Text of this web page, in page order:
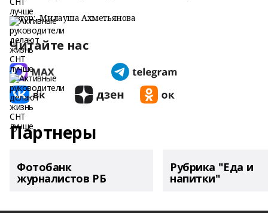
Автор: Милауша Ахметьянова
Читайте нас
Партнеры
Фотобанк
журналистов РБ
Рубрика "Еда и
напитки"